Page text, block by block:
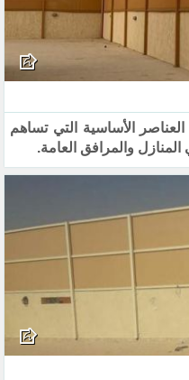
الأساسية التي تساهم
والمرافق العامة.